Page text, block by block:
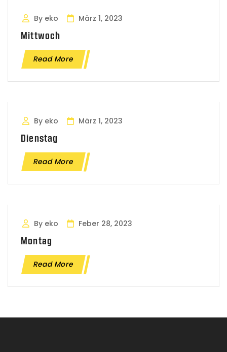
By eko März 1, 2023
Mittwoch
Read More
By eko März 1, 2023
Dienstag
Read More
By eko Feber 28, 2023
Montag
Read More